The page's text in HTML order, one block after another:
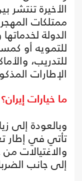
الأخيرة تنتشر
ممتلكات
الدولة
للتمويه أو
للتدريب،
الإطارات
ما خيارات إيران؟
وبالعودة إلى
تأتي في إطار
والاغتيالات
إلى جانب